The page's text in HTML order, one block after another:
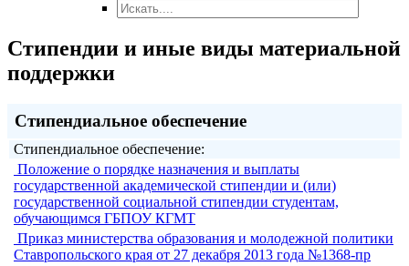
Стипендии и иные виды материальной
поддержки
Стипендиальное обеспечение
Стипендиальное обеспечение:
Положение о порядке назначения и выплаты
государственной академической стипендии и (или)
государственной социальной стипендии студентам,
обучающимся ГБПОУ КГМТ
Приказ министерства образования и молодежной политики
Ставропольского края от 27 декабря 2013 года №1368-пр